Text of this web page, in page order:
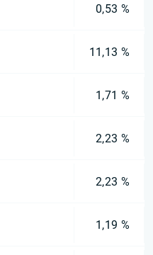
0,53 %
11,13 %
1,71 %
2,23 %
2,23 %
1,19 %